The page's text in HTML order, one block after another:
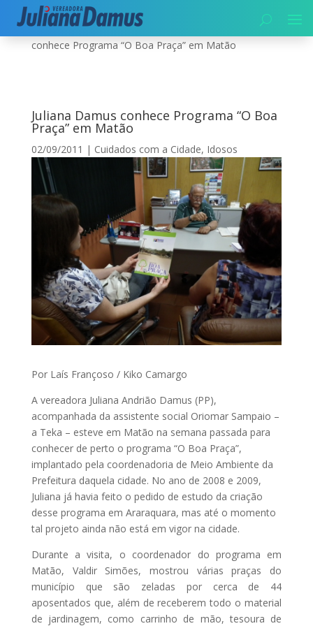
Início|Cuidados com a Cidade
conhece Programa “O Boa Praça” em Matão
Juliana Damus conhece Programa “O Boa
Praça” em Matão
02/09/2011 | Cuidados com a Cidade, Idosos
Por Laís Françoso / Kiko Camargo
A vereadora Juliana Andrião Damus (PP),
acompanhada da assistente social Oriomar Sampaio –
a Teka – esteve em Matão na semana passada para
conhecer de perto o programa “O Boa Praça”,
implantado pela coordenadoria de Meio Ambiente da
Prefeitura daquela cidade. No ano de 2008 e 2009,
Juliana já havia feito o pedido de estudo da criação
desse programa em Araraquara, mas até o momento
tal projeto ainda não está em vigor na cidade.
Durante a visita, o coordenador do programa em
Matão, Valdir Simões, mostrou várias praças do
município que são zeladas por cerca de 44
aposentados que, além de receberem todo o material
de jardinagem, como carrinho de mão, tesoura de